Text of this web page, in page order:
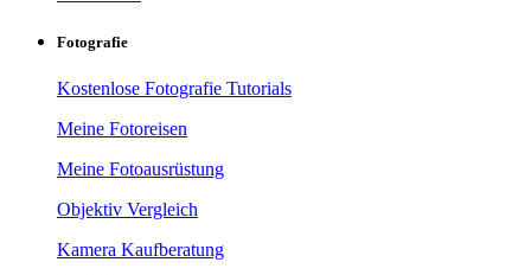
Fotografie
Kostenlose Fotografie Tutorials
Meine Fotoreisen
Meine Fotoausrüstung
Objektiv Vergleich
Kamera Kaufberatung